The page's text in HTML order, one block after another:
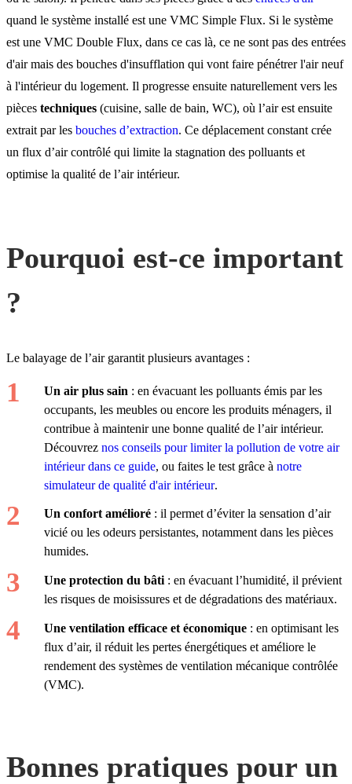
quand le système installé est une VMC Simple Flux. Si le système
est une VMC Double Flux, dans ce cas là, ce ne sont pas des entrées
d'air mais des bouches d'insufflation qui vont faire pénétrer l'air neuf
à l'intérieur du logement. Il progresse ensuite naturellement vers les
pièces techniques (cuisine, salle de bain, WC), où l’air est ensuite
extrait par les bouches d’extraction. Ce déplacement constant crée
un flux d’air contrôlé qui limite la stagnation des polluants et
optimise la qualité de l’air intérieur.
Pourquoi est-ce important
?
Le balayage de l’air garantit plusieurs avantages :
Un air plus sain : en évacuant les polluants émis par les
occupants, les meubles ou encore les produits ménagers, il
contribue à maintenir une bonne qualité de l’air intérieur.
Découvrez nos conseils pour limiter la pollution de votre air
intérieur dans ce guide, ou faites le test grâce à notre
simulateur de qualité d'air intérieur.
Un confort amélioré : il permet d’éviter la sensation d’air
vicié ou les odeurs persistantes, notamment dans les pièces
humides.
Une protection du bâti : en évacuant l’humidité, il prévient
les risques de moisissures et de dégradations des matériaux.
Une ventilation efficace et économique : en optimisant les
flux d’air, il réduit les pertes énergétiques et améliore le
rendement des systèmes de ventilation mécanique contrôlée
(VMC).
Bonnes pratiques pour un